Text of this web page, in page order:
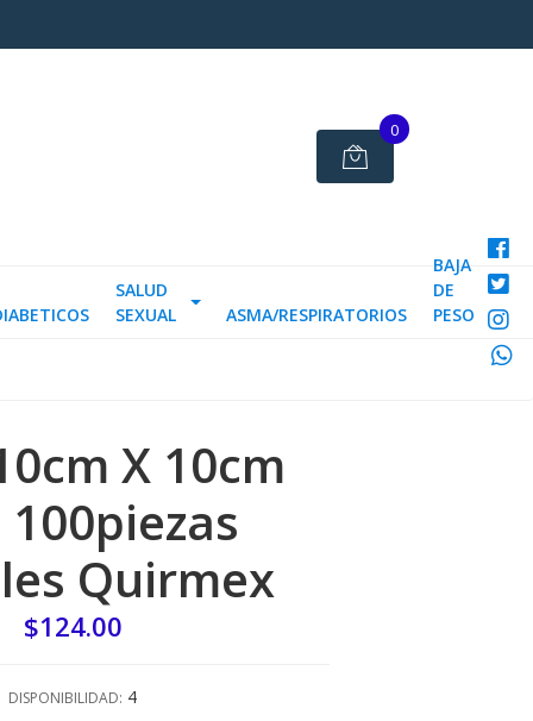
0
SALUD
SEXUAL
ASMA/RESPIRATORIOS
BAJA
DE
PESO
X 10cm
Quirmex
$124.00
DISPONIBILIDAD: 4